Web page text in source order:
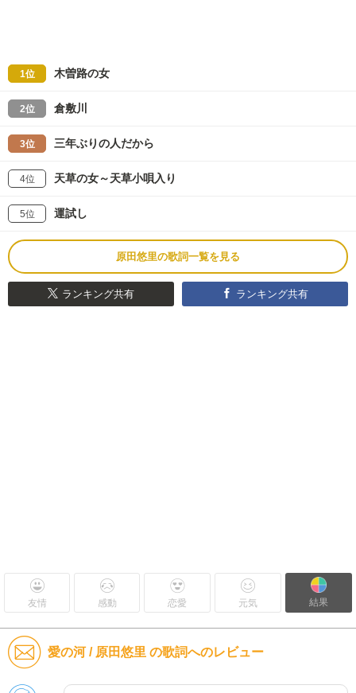
1位 木曽路の女
2位 倉敷川
3位 三年ぶりの人だから
4位 天草の女～天草小唄入り
5位 運試し
原田悠里の歌詞一覧を見る
ランキング共有 ランキング共有
友情 感動 恋愛 元気 結果
愛の河 / 原田悠里 の歌詞へのレビュー